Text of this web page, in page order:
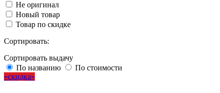
Не оригинал
Новый товар
Товар по скидке
Сортировать:
Сортировать выдачу
По названию
По стоимости
скидка